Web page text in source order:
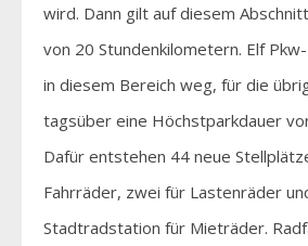
wird. Dann gilt auf diesem
von 20 Stundenkilometern. Elf
in diesem Bereich weg, für die
tagsüber eine Höchstparkdauer
Dafür entstehen 44 neue
Fahrräder, zwei für Lastenräder
Stadtradstation für Mieträder.